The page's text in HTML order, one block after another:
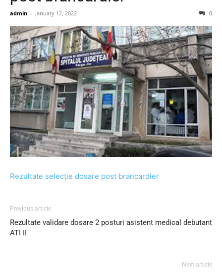
admin - January 12, 2022 0
Rezultate selecție dosare post brancardier
Previous article
Rezultate validare dosare 2 posturi asistent medical debutant
ATI II
Next article